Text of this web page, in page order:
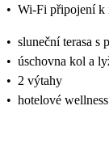
• Wi-Fi připojení k
• sluneční terasa s
• úschovna kol a
• 2 výtahy
• hotelové